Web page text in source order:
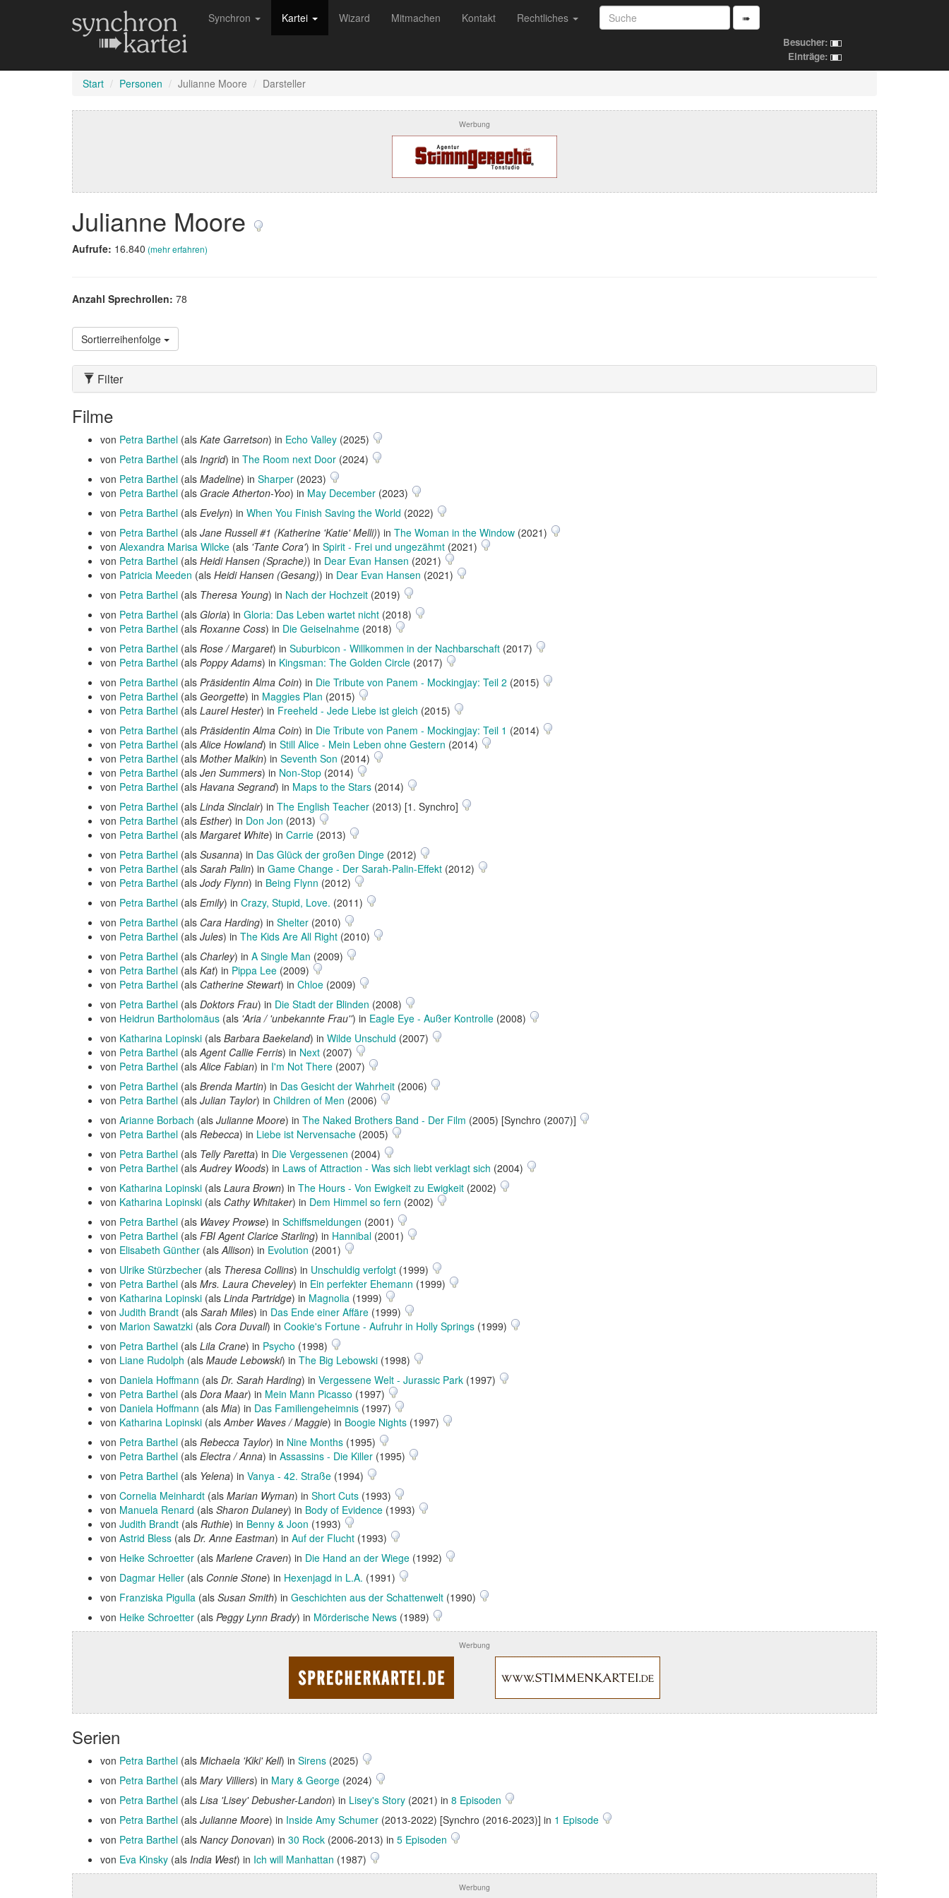
Synchron Kartei Wizard Mitmachen Kontakt Rechtliches ➠
Besucher:
Einträge:
Start Personen Julianne Moore Darsteller
Werbung
Julianne Moore
Aufrufe: 16.840 (mehr erfahren)
Anzahl Sprechrollen: 78
Sortierreihenfolge
Filter
Filme
von Petra Barthel (als Kate Garretson) in Echo Valley (2025)
von Petra Barthel (als Ingrid) in The Room next Door (2024)
von Petra Barthel (als Madeline) in Sharper (2023)
von Petra Barthel (als Gracie Atherton-Yoo) in May December (2023)
von Petra Barthel (als Evelyn) in When You Finish Saving the World (2022)
von Petra Barthel (als Jane Russell #1 (Katherine 'Katie' Melli)) in The Woman in the Window (2021)
von Alexandra Marisa Wilcke (als 'Tante Cora') in Spirit - Frei und ungezähmt (2021)
von Petra Barthel (als Heidi Hansen (Sprache)) in Dear Evan Hansen (2021)
von Patricia Meeden (als Heidi Hansen (Gesang)) in Dear Evan Hansen (2021)
von Petra Barthel (als Theresa Young) in Nach der Hochzeit (2019)
von Petra Barthel (als Gloria) in Gloria: Das Leben wartet nicht (2018)
von Petra Barthel (als Roxanne Coss) in Die Geiselnahme (2018)
von Petra Barthel (als Rose / Margaret) in Suburbicon - Willkommen in der Nachbarschaft (2017)
von Petra Barthel (als Poppy Adams) in Kingsman: The Golden Circle (2017)
von Petra Barthel (als Präsidentin Alma Coin) in Die Tribute von Panem - Mockingjay: Teil 2 (2015)
von Petra Barthel (als Georgette) in Maggies Plan (2015)
von Petra Barthel (als Laurel Hester) in Freeheld - Jede Liebe ist gleich (2015)
von Petra Barthel (als Präsidentin Alma Coin) in Die Tribute von Panem - Mockingjay: Teil 1 (2014)
von Petra Barthel (alsAlice Howland) in Still Alice - Mein Leben ohne Gestern (2014)
von Petra Barthel (als Mother Malkin) in Seventh Son (2014)
von Petra Barthel (als Jen Summers) in Non-Stop (2014)
von Petra Barthel (als Havana Segrand) in Maps to the Stars (2014)
von Petra Barthel (als Linda Sinclair) in The English Teacher (2013) [1. Synchro]
von Petra Barthel (als Esther) in Don Jon (2013)
von Petra Barthel (als Margaret White) in Carrie (2013)
von Petra Barthel (als Susanna) in Das Glück der großen Dinge (2012)
von Petra Barthel (als Sarah Palin) in Game Change - Der Sarah-Palin-Effekt (2012)
von Petra Barthel (als Jody Flynn) in Being Flynn (2012)
von Petra Barthel (als Emily) in Crazy, Stupid, Love. (2011)
von Petra Barthel (als Cara Harding) in Shelter (2010)
von Petra Barthel (als Jules) in The Kids Are All Right (2010)
von Petra Barthel (als Charley) in A Single Man (2009)
von Petra Barthel (als Kat) in Pippa Lee (2009)
von Petra Barthel (als Catherine Stewart) in Chloe (2009)
von Petra Barthel (als Doktors Frau) in Die Stadt der Blinden (2008)
von Heidrun Bartholomäus (als 'Aria / 'unbekannte Frau'') in Eagle Eye - Außer Kontrolle (2008)
von Katharina Lopinski (als Barbara Baekeland) in Wilde Unschuld (2007)
von Petra Barthel (alsAgent Callie Ferris) in Next (2007)
von Petra Barthel (alsAlice Fabian) in I'm Not There (2007)
von Petra Barthel (als Brenda Martin) in Das Gesicht der Wahrheit (2006)
von Petra Barthel (als Julian Taylor) in Children of Men (2006)
von Arianne Borbach (als Julianne Moore) in The Naked Brothers Band - Der Film (2005) [Synchro (2007)]
von Petra Barthel (als Rebecca) in Liebe ist Nervensache (2005)
von Petra Barthel (als Telly Paretta) in Die Vergessenen (2004)
von Petra Barthel (alsAudrey Woods) in Laws of Attraction - Was sich liebt verklagt sich (2004)
von Katharina Lopinski (als Laura Brown) in The Hours - Von Ewigkeit zu Ewigkeit (2002)
von Katharina Lopinski (als Cathy Whitaker) in Dem Himmel so fern (2002)
von Petra Barthel (als Wavey Prowse) in Schiffsmeldungen (2001)
von Petra Barthel (als FBI Agent Clarice Starling) in Hannibal (2001)
von Elisabeth Günther (alsAllison) in Evolution (2001)
von Ulrike Stürzbecher (als Theresa Collins) in Unschuldig verfolgt (1999)
von Petra Barthel (als Mrs. Laura Cheveley) in Ein perfekter Ehemann (1999)
von Katharina Lopinski (als Linda Partridge) in Magnolia (1999)
von Judith Brandt (als Sarah Miles) in Das Ende einer Affäre (1999)
von Marion Sawatzki (als Cora Duvall) in Cookie's Fortune - Aufruhr in Holly Springs (1999)
von Petra Barthel (als Lila Crane) in Psycho (1998)
von Liane Rudolph (als Maude Lebowski) in The Big Lebowski (1998)
von Daniela Hoffmann (als Dr. Sarah Harding) in Vergessene Welt - Jurassic Park (1997)
von Petra Barthel (als Dora Maar) in Mein Mann Picasso (1997)
von Daniela Hoffmann (als Mia) in Das Familiengeheimnis (1997)
von Katharina Lopinski (alsAmber Waves / Maggie) in Boogie Nights (1997)
von Petra Barthel (als Rebecca Taylor) in Nine Months (1995)
von Petra Barthel (als Electra / Anna) in Assassins - Die Killer (1995)
von Petra Barthel (als Yelena) in Vanya - 42. Straße (1994)
von Cornelia Meinhardt (als Marian Wyman) in Short Cuts (1993)
von Manuela Renard (als Sharon Dulaney) in Body of Evidence (1993)
von Judith Brandt (als Ruthie) in Benny & Joon (1993)
von Astrid Bless (als Dr. Anne Eastman) in Auf der Flucht (1993)
von Heike Schroetter (als Marlene Craven) in Die Hand an der Wiege (1992)
von Dagmar Heller (als Connie Stone) in Hexenjagd in L.A. (1991)
von Franziska Pigulla (als Susan Smith) in Geschichten aus der Schattenwelt (1990)
von Heike Schroetter (als Peggy Lynn Brady) in Mörderische News (1989)
Werbung
Serien
von Petra Barthel (als Michaela 'Kiki' Kell) in Sirens (2025)
von Petra Barthel (als Mary Villiers) in Mary & George (2024)
von Petra Barthel (als Lisa 'Lisey' Debusher-Landon) in Lisey's Story (2021) in 8 Episoden
von Petra Barthel (als Julianne Moore) in Inside Amy Schumer (2013-2022) [Synchro (2016-2023)] in 1 Episode
von Petra Barthel (als Nancy Donovan) in 30 Rock (2006-2013) in 5 Episoden
von Eva Kinsky (als India West) in Ich will Manhattan (1987)
Werbung